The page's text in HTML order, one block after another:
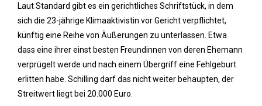
Laut Standard gibt es ein gerichtliches Schriftstück, in dem
sich die 23-jährige Klimaaktivistin vor Gericht verpflichtet,
künftig eine Reihe von Äußerungen zu unterlassen. Etwa
dass eine ihrer einst besten Freundinnen von deren Ehemann
verprügelt werde und nach einem Übergriff eine Fehlgeburt
erlitten habe. Schilling darf das nicht weiter behaupten, der
Streitwert liegt bei 20.000 Euro.